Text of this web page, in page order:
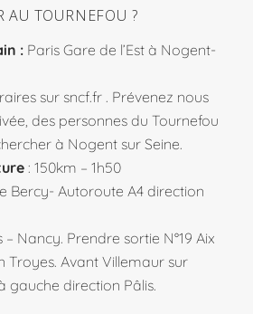
AU TOURNEFOU ?
: Paris Gare de l’Est à Nogent-
sur sncf.fr . Prévenez nous
des personnes du Tournefou
à Nogent sur Seine.
: 150km – 1h50
Bercy- Autoroute A4 direction
Nancy. Prendre sortie N°19 Aix
Troyes. Avant Villemaur sur
gauche direction Pâlis.